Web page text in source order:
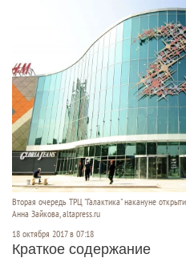
Вторая очередь ТРЦ "Галактика" накануне
Анна Зайкова, altapress.ru
18 октября 2017 в 07:18
Краткое содержание